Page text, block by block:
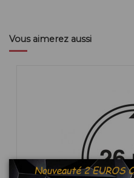
Vous aimerez aussi